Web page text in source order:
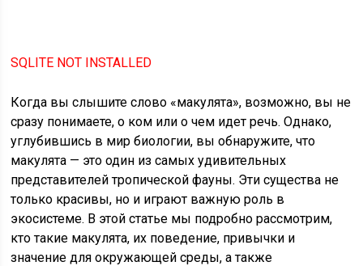
SQLITE NOT INSTALLED
Когда вы слышите слово «макулята», возможно, вы не
сразу понимаете, о ком или о чем идет речь. Однако,
углубившись в мир биологии, вы обнаружите, что
макулята — это один из самых удивительных
представителей тропической фауны. Эти существа не
только красивы, но и играют важную роль в
экосистеме. В этой статье мы подробно рассмотрим,
кто такие макулята, их поведение, привычки и
значение для окружающей среды, а также